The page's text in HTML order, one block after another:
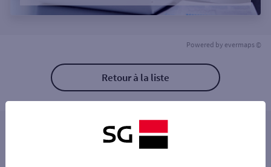
Powered by evermaps ©
Retour à la liste
Les distributeurs/automates à proximité
CHERBOURG EN COTENTIN 22 A RUE DES